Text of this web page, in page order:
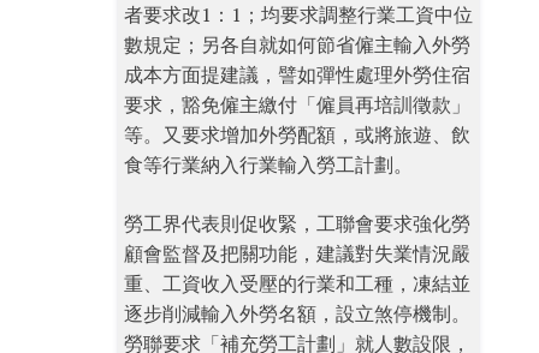
者要求改1：1；均要求調整行業工資中位
數規定；另各自就如何節省僱主輸入外勞
成本方面提建議，譬如彈性處理外勞住宿
要求，豁免僱主繳付「僱員再培訓徵款」
等。又要求增加外勞配額，或將旅遊、飲
食等行業納入行業輸入勞工計劃。
勞工界代表則促收緊，工聯會要求強化勞
顧會監督及把關功能，建議對失業情況嚴
重、工資收入受壓的行業和工種，凍結並
逐步削減輸入外勞名額，設立煞停機制。
勞聯要求「補充勞工計劃」就人數設限，